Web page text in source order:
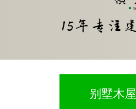
别墅木屋